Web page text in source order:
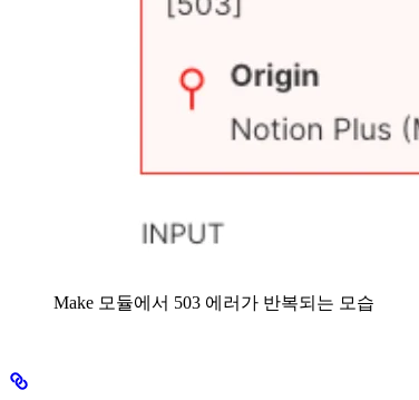
Make 모듈에서 503 에러가 반복되는 모습